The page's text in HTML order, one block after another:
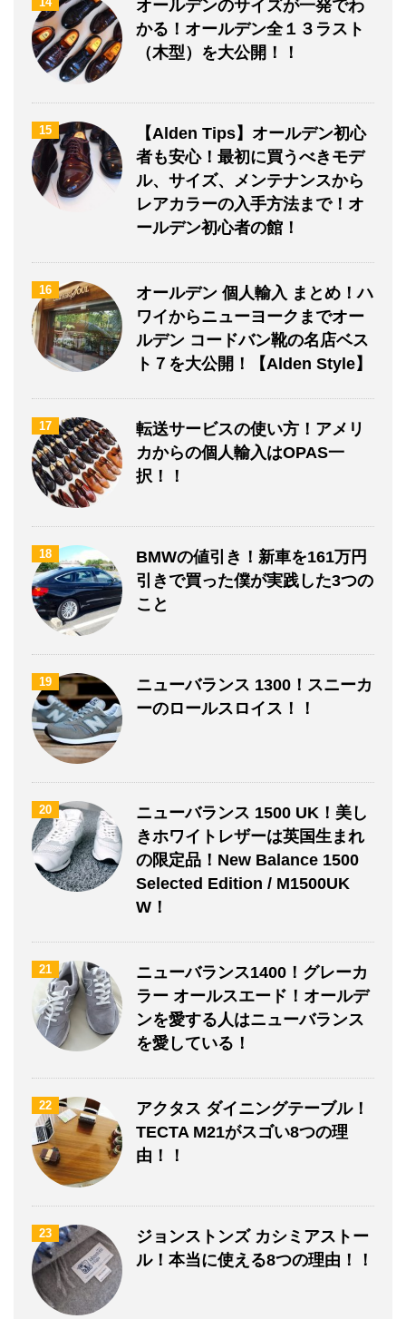
オールデンのサイズが一発でわ
かる！オールデン全１３ラスト
（木型）を大公開！！
15
【Alden Tips】オールデン初心
者も安心！最初に買うべきモデ
ル、サイズ、メンテナンスから
レアカラーの入手方法まで！オ
ールデン初心者の館！
16
オールデン 個人輸入 まとめ！ハ
ワイからニューヨークまでオー
ルデン コードバン靴の名店ベス
ト７を大公開！【Alden Style】
17
転送サービスの使い方！アメリ
カからの個人輸入はOPAS一
択！！
18
BMWの値引き！新車を161万円
引きで買った僕が実践した3つの
こと
19
ニューバランス 1300！スニーカ
ーのロールスロイス！！
20
ニューバランス 1500 UK！美し
きホワイトレザーは英国生まれ
の限定品！New Balance 1500
Selected Edition / M1500UK
W！
21
ニューバランス1400！グレーカ
ラー オールスエード！オールデ
ンを愛する人はニューバランス
を愛している！
22
アクタス ダイニングテーブル！
TECTA M21がスゴい8つの理
由！！
23
ジョンストンズ カシミアストー
ル！本当に使える8つの理由！！